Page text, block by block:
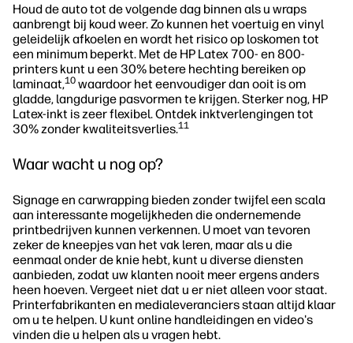
Houd de auto tot de volgende dag binnen als u wraps
aanbrengt bij koud weer. Zo kunnen het voertuig en vinyl
geleidelijk afkoelen en wordt het risico op loskomen tot
een minimum beperkt. Met de HP Latex 700- en 800-
printers kunt u een 30% betere hechting bereiken op
laminaat,10 waardoor het eenvoudiger dan ooit is om
gladde, langdurige pasvormen te krijgen. Sterker nog, HP
Latex-inkt is zeer flexibel. Ontdek inktverlengingen tot
30% zonder kwaliteitsverlies.11
Waar wacht u nog op?
Signage en carwrapping bieden zonder twijfel een scala
aan interessante mogelijkheden die ondernemende
printbedrijven kunnen verkennen. U moet van tevoren
zeker de kneepjes van het vak leren, maar als u die
eenmaal onder de knie hebt, kunt u diverse diensten
aanbieden, zodat uw klanten nooit meer ergens anders
heen hoeven. Vergeet niet dat u er niet alleen voor staat.
Printerfabrikanten en medialeveranciers staan altijd klaar
om u te helpen. U kunt online handleidingen en video's
vinden die u helpen als u vragen hebt.